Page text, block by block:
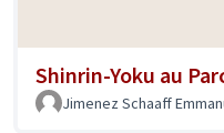
Shinrin-Yoku au
Jimenez Schaaff